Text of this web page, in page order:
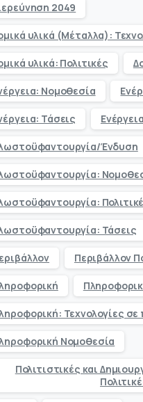
2049
υλικά (Μέταλλα):
υλικά: Πολιτικές
Νομοθεσία
Τάσεις
Ένδυση
Τάσεις
Περιβάλλον
Τεχνολογίες
Νομοθεσία
Πολιτιστικές και